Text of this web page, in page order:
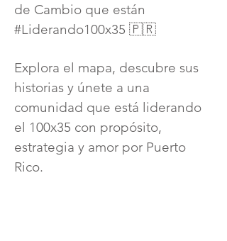
de Cambio que están
#Liderando100x35 🇵🇷
Explora el mapa, descubre sus
historias y únete a una
comunidad que está liderando
el 100x35 con propósito,
estrategia y amor por Puerto
Rico.